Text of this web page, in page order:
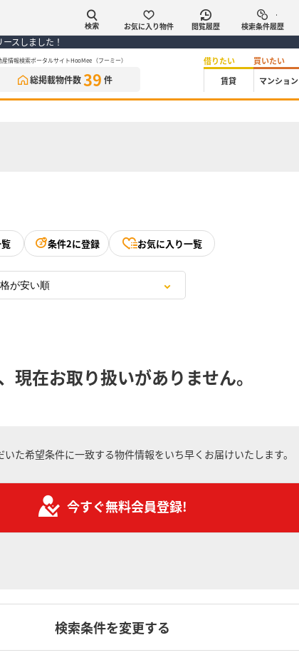
検索 お気に入り物件 閲覧履歴 検索条件履歴
スしました！
産情報検索ポータルサイトHooMee（フーミー）
総掲載物件数39 件
借りたい
賃貸
買いたい
マンション
条件2に登録 お気に入り一覧
現在お取り扱いがありません。
た希望条件に一致する物件情報をいち早くお届けいたします。
今すぐ無料会員登録!
検索条件を変更する